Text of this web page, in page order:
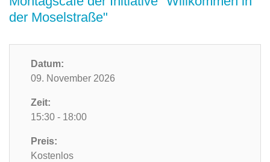
der Moselstraße"
Datum:
09. November 2026
Zeit:
15:30 - 18:00
Preis:
Kostenlos